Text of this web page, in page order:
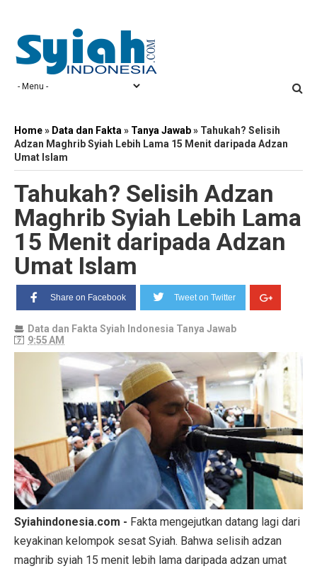
Home» Data dan Fakta » Tanya Jawab» Tahukah? Selisih
Adzan Maghrib Syiah Lebih Lama 15 Menit daripada Adzan
Umat Islam
Tahukah? Selisih Adzan
Maghrib Syiah Lebih Lama
15 Menit daripada Adzan
Umat Islam
Share on Facebook Tweet on Twitter
Data dan Fakta Syiah Indonesia Tanya Jawab
9:55 AM
Syiahindonesia.com - Fakta mengejutkan datang lagi dari
keyakinan kelompok sesat Syiah. Bahwa selisih adzan
maghrib syiah 15 menit lebih lama daripada adzan umat